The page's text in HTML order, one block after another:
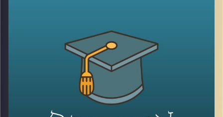
מאז המאה ה-18 ועד היום בני האדם ניסו להשתלט על הטבע
ובכך הבדיל את עצמינו מהציידים והלקטים של פעם.
התחלנו להשתמש בדישון , הדברה, הנדסה גנטית ועוד,
היום אנחנו יודעים שלא הצלחנו לנצח את הטבע. ומחקרים
מראים שדישון כימי פוגע בעמידות של הצמח, ובנו.
אז מה הפתרון? לחקלאות האקולוגית יש כמה תשובות
וכדי לדון בהן הצטרפה אלינו ד"ר קרני לוטן מרקוס מבית הספר
לקיימות באוניברסיטת רייכמן, חוקרת מערכות לגידול מזון